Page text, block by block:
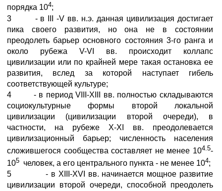
порядка 104;
3 - в III -V вв. н.э. данная цивилизация достигает
пика своего развития, но она не в состоянии
преодолеть барьер основного состояния 3-го ранга и
около рубежа V-VI вв. происходит коллапс
цивилизации или по крайней мере такая остановка ее
развития, вслед за которой наступает гибель
соответствующей культуре;
4 - в период VIII-XIII вв. полностью складываются
социокультурные формы второй локальной
цивилизации (цивилизации второй очереди), в
частности, на рубеже X-XI вв. преодолевается
цивилизационный барьер; численность населения
сложившегося сообщества составляет не менее 104.5-
105 человек, а его центрального пункта - не менее 104;
5 - в XIII-XVI вв. начинается мощное развитие
цивилизации второй очереди, способной преодолеть